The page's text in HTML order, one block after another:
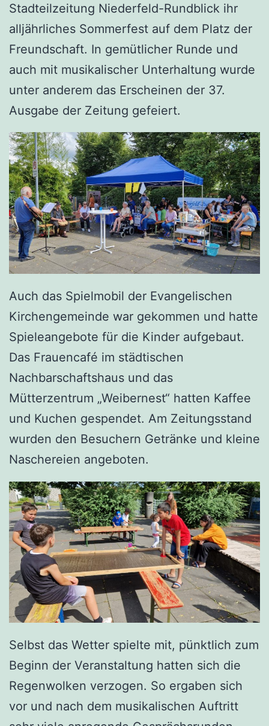
Stadteilzeitung Niederfeld-Rundblick ihr
alljährliches Sommerfest auf dem Platz der
Freundschaft. In gemütlicher Runde und
auch mit musikalischer Unterhaltung wurde
unter anderem das Erscheinen der 37.
Ausgabe der Zeitung gefeiert.
Auch das Spielmobil der Evangelischen
Kirchengemeinde war gekommen und hatte
Spieleangebote für die Kinder aufgebaut.
Das Frauencafé im städtischen
Nachbarschaftshaus und das
Mütterzentrum „Weibernest“ hatten Kaffee
und Kuchen gespendet. Am Zeitungsstand
wurden den Besuchern Getränke und kleine
Naschereien angeboten.
Selbst das Wetter spielte mit, pünktlich zum
Beginn der Veranstaltung hatten sich die
Regenwolken verzogen. So ergaben sich
vor und nach dem musikalischen Auftritt